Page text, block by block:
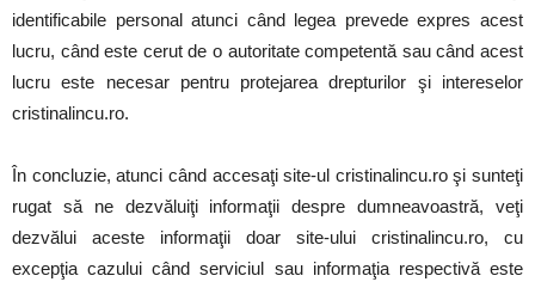
identificabile personal atunci când legea prevede expres acest
lucru, când este cerut de o autoritate competentă sau când acest
lucru este necesar pentru protejarea drepturilor şi intereselor
cristinalincu.ro.
În concluzie, atunci când accesaţi site-ul cristinalincu.ro şi sunteţi
rugat să ne dezvăluiţi informaţii despre dumneavoastră, veţi
dezvălui aceste informaţii doar site-ului cristinalincu.ro, cu
excepţia cazului când serviciul sau informaţia respectivă este